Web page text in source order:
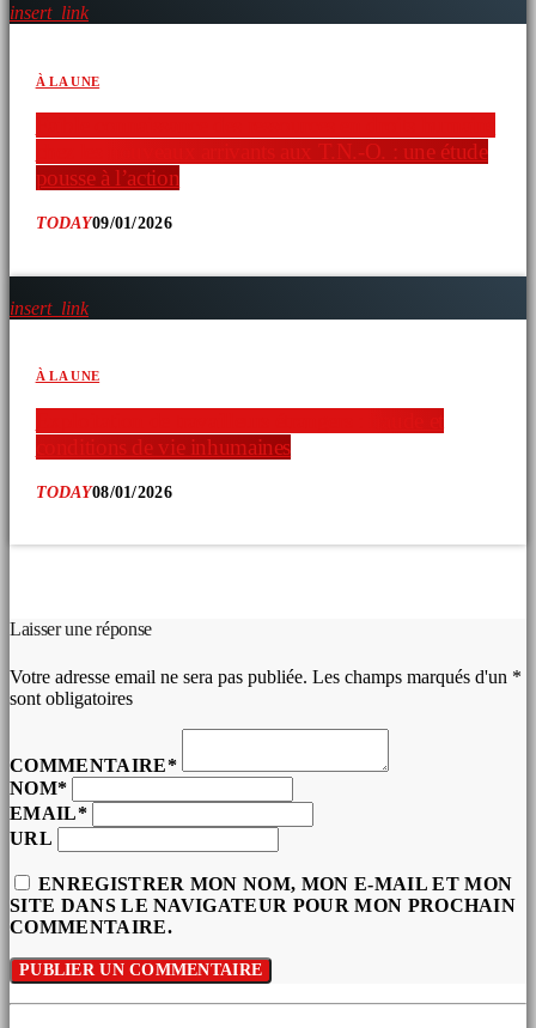
insert_link
À LA UNE
chez les nouveaux arrivants aux T.N.-O. : une étude
pousse à l’action
TODAY09/01/2026
insert_link
À LA UNE
conditions de vie inhumaines
TODAY08/01/2026
Laisser une réponse
Votre adresse email ne sera pas publiée. Les champs marqués d'un *
sont obligatoires
COMMENTAIRE*
NOM*
EMAIL*
URL
ENREGISTRER MON NOM, MON E-MAIL ET MON
SITE DANS LE NAVIGATEUR POUR MON PROCHAIN
COMMENTAIRE.